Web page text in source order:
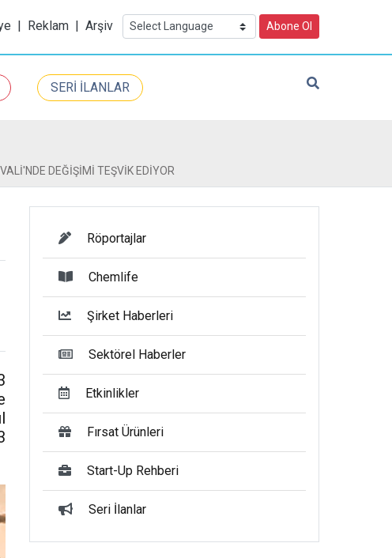
| Reklam | Arşiv Abone Ol
SERİ İLANLAR
DEĞİŞİMİ TEŞVİK EDİYOR
Röportajlar
Chemlife
Şirket Haberleri
Sektörel Haberler
Etkinlikler
Fırsat Ürünleri
Start-Up Rehberi
Seri İlanlar